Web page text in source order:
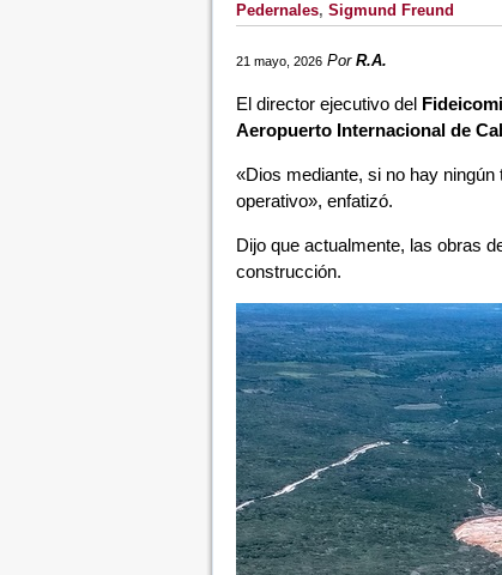
Pedernales, Sigmund Freund
21 mayo, 2026 Por R.A.
El director ejecutivo del
Aeropuerto Internacional de
«Dios mediante, si no hay
operativo», enfatizó.
Dijo que actualmente, las obras
construcción.